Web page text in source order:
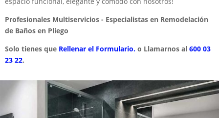
Profesionales Multiservicios - Especialistas en Remodelación
de Baños en Pliego
Solo tienes que Rellenar el Formulario. o Llamarnos al 600 03
23 22.